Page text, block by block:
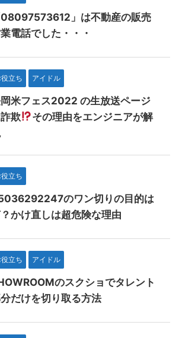
08097573612」は不動産の販売
電話でした・・・
役立ち アイドル
米フェス2022 の生放送ページ
欺
その理由をエンジニアが解
役立ち
のワン切りの目的は
かけ直しは超危険な理由
役立ち アイドル
のスクショでタレント
だけを切り取る方法